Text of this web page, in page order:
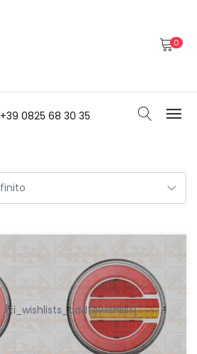
0
+39 0825 68 30 35
[ti_wishlists_addtowishlist]